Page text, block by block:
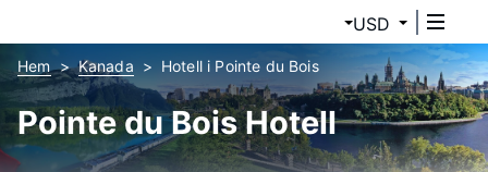
USD
Hem Kanada Hotell i Pointe du Bois
Pointe du Bois Hotell